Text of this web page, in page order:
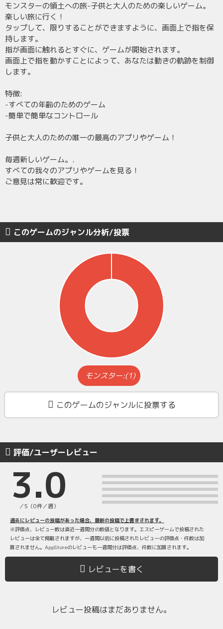
モンスターの領土への旅-子供と大人のための楽しいゲーム。
楽しい旅に行く！
タップして、限りすることができますように、画面上で指を保
持します。
指が画面に触れるとすぐに、ゲームが開始されます。
画面上で指を動かすことによって、あなたは動きの軌跡を制御
します。
特徴:
-すべての年齢のためのゲーム
-簡単で簡単なコントロール
子供と大人のための唯一の最高のアプリやゲーム！
毎週新しいゲーム。.
すべての我々のアプリやゲームを見る！
ご意見は常に歓迎です。
このゲームのジャンル分析/投票
モンスター:(1)
このゲームのジャンルに投票する
評価/ユーザーレビュー
3.0
／5（0件／週）
過去にレビューの投稿があった場合、最新の投稿で上書きされます。
※評価点、レビュー数は直近一週間分の数値となります。エスピーゲームで投稿された
レビューは全て掲載されますが、一週間以前に投稿されたレビューの評価点・件数は加
算されません。AppStoreのレビューも一週間分は評価点、件数に加算されます。
レビューを書く
レビュー投稿はまだありません。